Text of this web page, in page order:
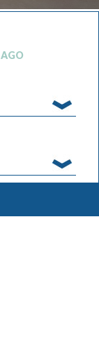
AGO